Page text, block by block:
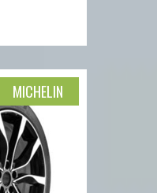
MICHELIN